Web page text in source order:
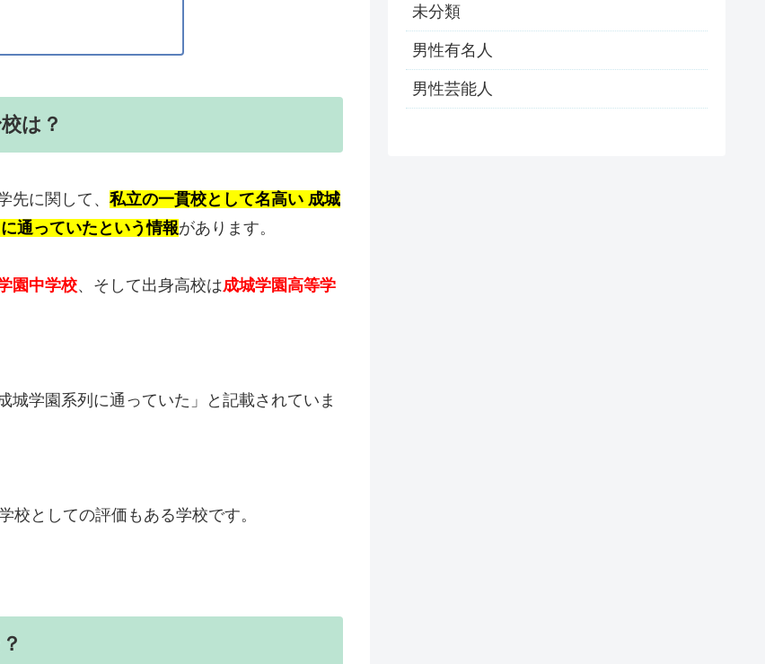
は？
先に関して、 私立の一貫校として名高い 成城
通っていたという情報があります。
園中学校、そして出身高校は成城学園高等学
学園系列に通っていた」と記載されていま
校としての評価もある学校です。
未分類
男性有名人
男性芸能人